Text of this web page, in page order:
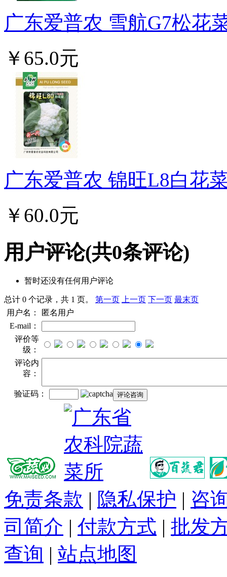
广东爱普农 雪航G7松花
￥65.0元
广东爱普农 锦旺L8白花
￥60.0元
用户评论(共0条评论)
暂时还没有任何用户评论
总计 0 个记录，共 1 页。 第一页 上一页 下一页 最末页
用户名：
匿名用户
E-mail：
评价等
级：
评论内
容：
验证码：
免责条款 | 隐私保护 | 咨
司简介 | 付款方式 | 批发
查询 | 站点地图